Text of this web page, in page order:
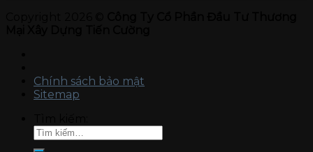
Chính sách bảo mật
Sitemap